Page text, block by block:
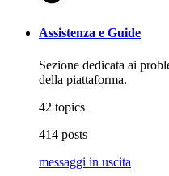
Assistenza e Guide
Sezione dedicata ai
della piattaforma.
42 topics
414 posts
messaggi in uscita